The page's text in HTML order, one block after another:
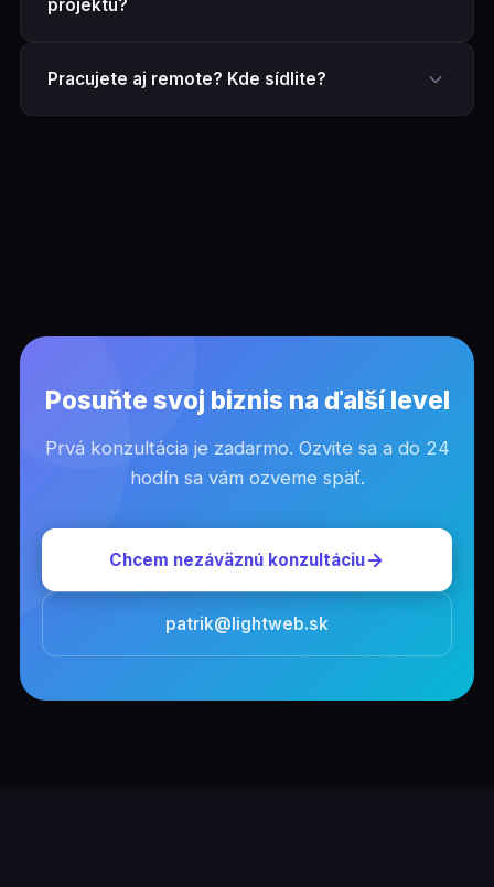
projektu?
Pracujete aj remote? Kde sídlite?
Posuňte svoj biznis na ďalší level
Prvá konzultácia je zadarmo. Ozvite sa a do 24
hodín sa vám ozveme späť.
Chcem nezáväznú konzultáciu
patrik@lightweb.sk